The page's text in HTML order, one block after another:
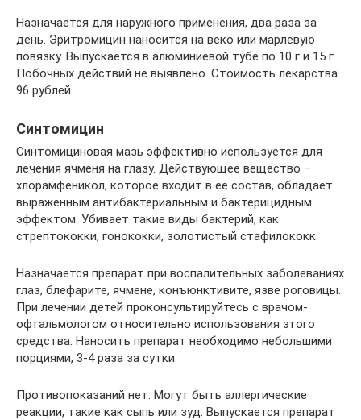
Назначается для наружного применения, два раза за
день. Эритромицин наносится на веко или марлевую
повязку. Выпускается в алюминиевой тубе по 10 г и 15 г.
Побочных действий не выявлено. Стоимость лекарства
96 рублей.
Синтомицин
Синтомициновая мазь эффективно используется для
лечения ячменя на глазу. Действующее вещество –
хлорамфеникол, которое входит в ее состав, обладает
выраженным антибактериальным и бактерицидным
эффектом. Убивает такие виды бактерий, как
стрептококки, гонококки, золотистый стафилококк.
Назначается препарат при воспалительных заболеваниях
глаз, блефарите, ячмене, конъюнктивите, язве роговицы.
При лечении детей проконсультируйтесь с врачом-
офтальмологом относительно использования этого
средства. Наносить препарат необходимо небольшими
порциями, 3-4 раза за сутки.
Противопоказаний нет. Могут быть аллергические
реакции, такие как сыпь или зуд. Выпускается препарат